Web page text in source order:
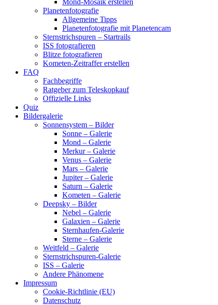
Planetenfotografie
Allgemeine Tipps
Planetenfotografie mit Planetencam
Sternstrichspuren – Startrails
ISS fotografieren
Blitze fotografieren
Kometen-Zeitraffer erstellen
FAQ
Fachbegriffe
Ratgeber zum Teleskopkauf
Offizielle Links
Quiz
Bildergalerie
Sonnensystem – Bilder
Sonne – Galerie
Mond – Galerie
Merkur – Galerie
Venus – Galerie
Mars – Galerie
Jupiter – Galerie
Saturn – Galerie
Kometen – Galerie
Deepsky – Bilder
Nebel – Galerie
Galaxien – Galerie
Sternhaufen-Galerie
Sterne – Galerie
Weitfeld – Galerie
Sternstrichspuren-Galerie
ISS – Galerie
Andere Phänomene
Impressum
Cookie-Richtlinie (EU)
Datenschutz